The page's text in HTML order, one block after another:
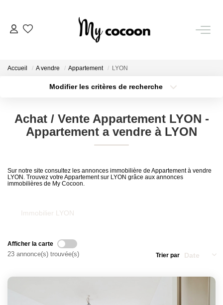
CHASSE IMMOBILIÈRE
Accueil A vendre Appartement LYON
Modifier les critères de recherche
Surface min Budget max
Achat / Vente Appartement LYON -
Appartement a vendre à LYON
Sur notre site consultez les annonces immobilière de Appartement à vendre
LYON. Trouvez votre Appartement sur LYON grâce aux annonces
immobilières de My Cocoon.
Immobilier LYON
Afficher la carte
23 annonce(s) trouvée(s) Trier par